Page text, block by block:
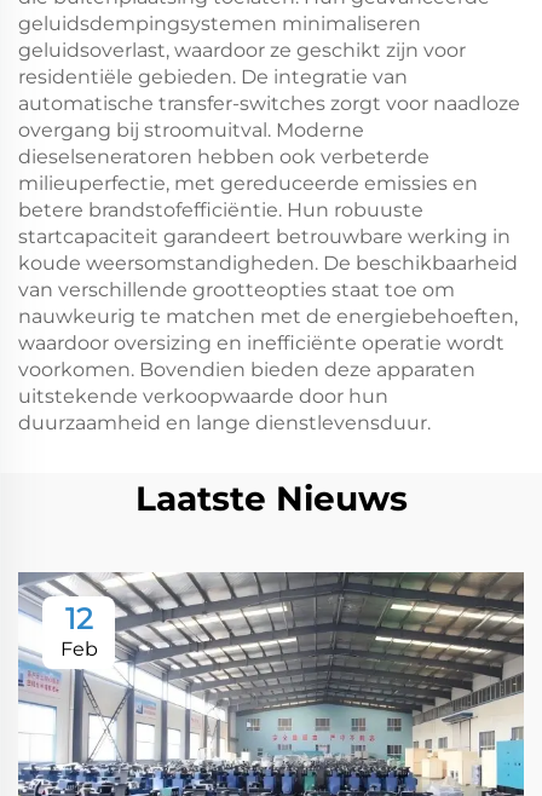
geluidsdempingsystemen minimaliseren
geluidsoverlast, waardoor ze geschikt zijn voor
residentiële gebieden. De integratie van
automatische transfer-switches zorgt voor naadloze
overgang bij stroomuitval. Moderne
dieselseneratoren hebben ook verbeterde
milieuperfectie, met gereduceerde emissies en
betere brandstofefficiëntie. Hun robuuste
startcapaciteit garandeert betrouwbare werking in
koude weersomstandigheden. De beschikbaarheid
van verschillende grootteopties staat toe om
nauwkeurig te matchen met de energiebehoeften,
waardoor oversizing en inefficiënte operatie wordt
voorkomen. Bovendien bieden deze apparaten
uitstekende verkoopwaarde door hun
duurzaamheid en lange dienstlevensduur.
Laatste Nieuws
12
Feb